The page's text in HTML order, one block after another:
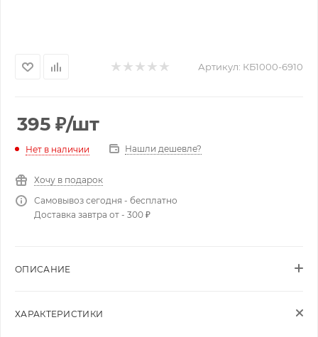
Артикул: КБ1000-6910
395 ₽/шт
Нет в наличии Нашли дешевле?
Хочу в подарок
Самовывоз сегодня - бесплатно
Доставка завтра от - 300 ₽
ОПИСАНИЕ
ХАРАКТЕРИСТИКИ